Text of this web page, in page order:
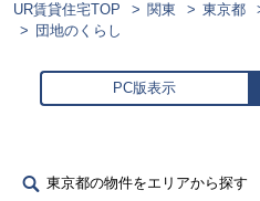
UR賃貸住宅TOP 関東 東京都
団地のくらし
PC版表示
東京都の物件をエリアから探す